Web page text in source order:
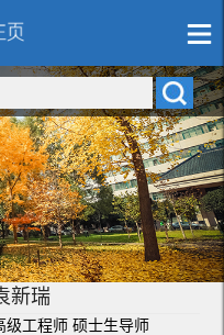
新瑞
级工程师 硕士生导师